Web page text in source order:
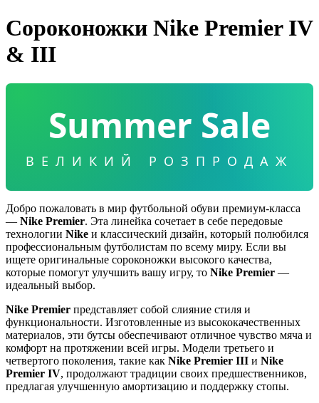
Сороконожки Nike Premier IV
& III
Summer Sale
ВЕЛИКИЙ РОЗПРОДАЖ
Добро пожаловать в мир футбольной обуви премиум-класса
— Nike Premier. Эта линейка сочетает в себе передовые
технологии Nike и классический дизайн, который полюбился
профессиональным футболистам по всему миру. Если вы
ищете оригинальные сороконожки высокого качества,
которые помогут улучшить вашу игру, то Nike Premier —
идеальный выбор.
Nike Premier представляет собой слияние стиля и
функциональности. Изготовленные из высококачественных
материалов, эти бутсы обеспечивают отличное чувство мяча и
комфорт на протяжении всей игры. Модели третьего и
четвертого поколения, такие как Nike Premier III и Nike
Premier IV, продолжают традиции своих предшественников,
предлагая улучшенную амортизацию и поддержку стопы.